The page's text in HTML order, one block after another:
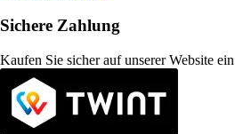
Sichere Zahlung
Kaufen Sie sicher auf unserer Website ein